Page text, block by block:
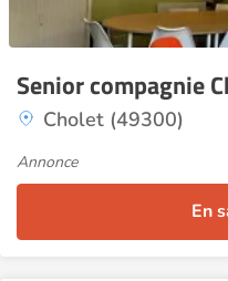
Senior compagnie
Cholet (49300)
Annonce
En